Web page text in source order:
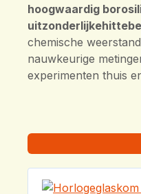
hoogwaardig
uitzonderlijke
chemische
nauwkeurige
experimenten thuis